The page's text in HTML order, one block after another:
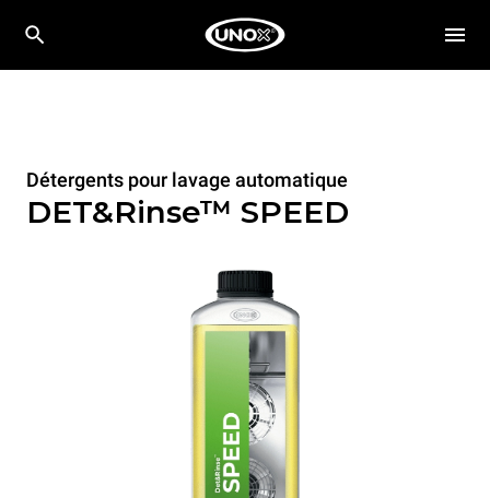
Détergents pour lavage automatique
DET&Rinse™ SPEED